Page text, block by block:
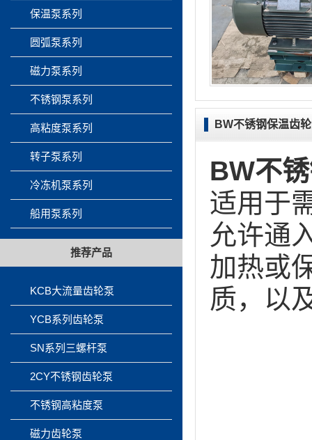
BW不锈钢保温齿
BW不
适用于
允许通
加热或
质，以
保温泵系列
圆弧泵系列
磁力泵系列
不锈钢泵系列
高粘度泵系列
转子泵系列
冷冻机泵系列
船用泵系列
推荐产品
KCB大流量齿轮泵
YCB系列齿轮泵
SN系列三螺杆泵
2CY不锈钢齿轮泵
不锈钢高粘度泵
磁力齿轮泵